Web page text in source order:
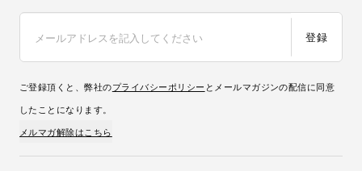
登録
ご登録頂くと、弊社のプライバシーポリシー とメールマガジンの配信に同意
したことになります。
メルマガ解除はこちら